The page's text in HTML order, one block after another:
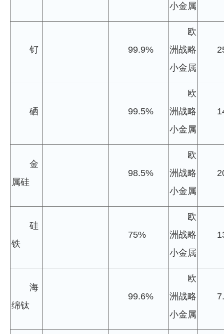
小金属
钌 99.9%
欧
洲战略
小金属
硒 99.5%
欧
洲战略
小金属
金
属硅
98.5%
欧
洲战略
小金属
硅
铁
75%
欧
洲战略
小金属
海
绵钛
99.6%
欧
洲战略
小金属